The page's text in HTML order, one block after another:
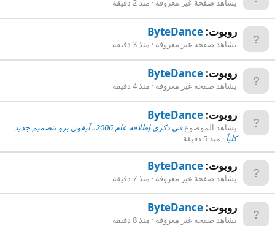
يشاهد صفحة غير معروفة منذ 2 دقيقة
روبوت: ByteDance
يشاهد صفحة غير معروفة منذ 3 دقيقة
روبوت: ByteDance
يشاهد صفحة غير معروفة منذ 4 دقيقة
روبوت: ByteDance
يشاهد الموضوع
في ذكرى إطلاقه عام 2006.. آيفون برو بتصميم جديد
كلياً
منذ 5 دقيقة
روبوت: ByteDance
يشاهد صفحة غير معروفة منذ 7 دقيقة
روبوت: ByteDance
يشاهد صفحة غير معروفة منذ 8 دقيقة